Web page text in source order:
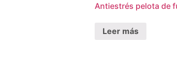
Antiestrés pelota de
Leer más